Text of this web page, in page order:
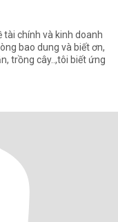
tài chính và kinh doanh
bao dung và biết ơn,
trồng cây..,tôi biết ứng